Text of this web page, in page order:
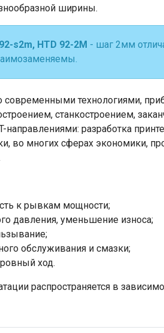
ширины.
s2m, HTD 92-2М - шаг 2мм
современными технологиями,
станкостроением,
разработка
во многих сферах экономики,
к рывкам мощности;
давления, уменьшение износа;
обслуживания и смазки;
ход.
распространяется в